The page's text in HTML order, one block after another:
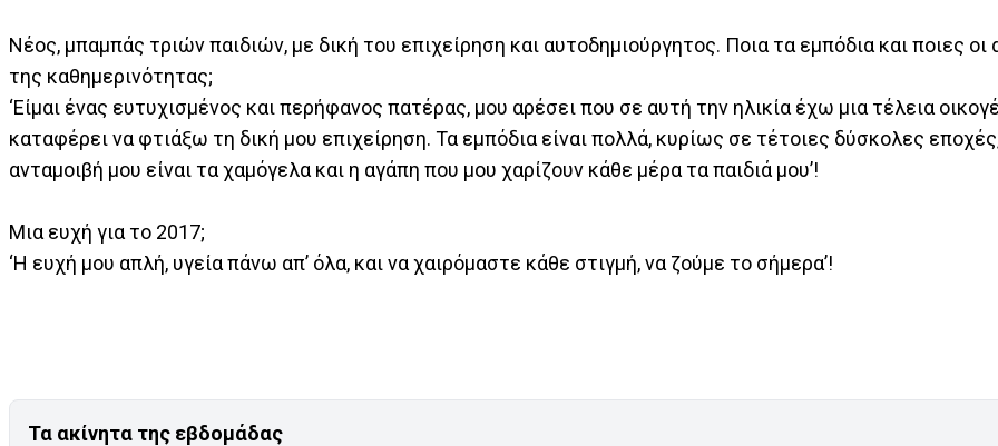
Νέος, μπαμπάς τριών παιδιών, με δική του επιχείρηση και αυτοδημιούργητος. Ποια τα εμπόδια και ποιες οι
της καθημερινότητας;
‘Είμαι ένας ευτυχισμένος και περήφανος πατέρας, μου αρέσει που σε αυτή την ηλικία έχω μια τέλεια
καταφέρει να φτιάξω τη δική μου επιχείρηση. Τα εμπόδια είναι πολλά, κυρίως σε τέτοιες δύσκολες
ανταμοιβή μου είναι τα χαμόγελα και η αγάπη που μου χαρίζουν κάθε μέρα τα παιδιά μου’!
Μια ευχή για το 2017;
‘Η ευχή μου απλή, υγεία πάνω απ’ όλα, και να χαιρόμαστε κάθε στιγμή, να ζούμε το σήμερα’!
Τα ακίνητα της εβδομάδας